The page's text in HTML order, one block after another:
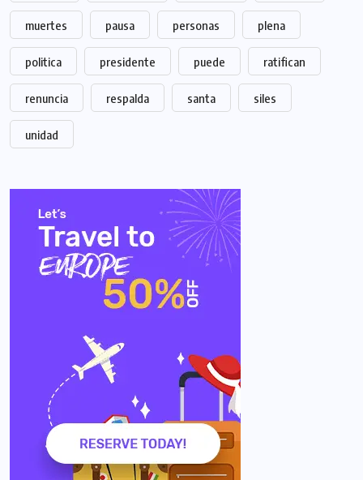
muertes pausa personas plena
politica presidente puede ratifican
renuncia respalda santa siles
unidad